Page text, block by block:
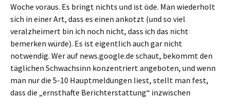
Woche voraus. Es bringt nichts und ist öde. Man wiederholt
sich in einer Art, dass es einen ankotzt (und so viel
veralzheimert bin ich noch nicht, dass ich das nicht
bemerken würde). Es ist eigentlich auch gar nicht
notwendig. Wer auf news.google.de schaut, bekommt den
täglichen Schwachsinn konzentriert angeboten, und wenn
man nur die 5-10 Hauptmeldungen liest, stellt man fest,
dass die „ernsthafte Berichterstattung“ inzwischen